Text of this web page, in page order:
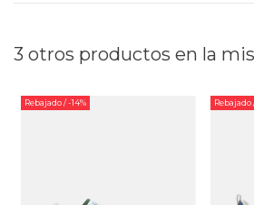
3 otros productos en la
Rebajado/ -14% Rebajado